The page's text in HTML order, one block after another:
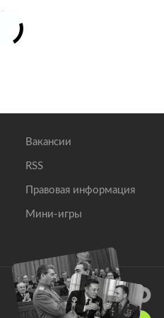
Вакансии
RSS
Правовая информация
Мини-игры